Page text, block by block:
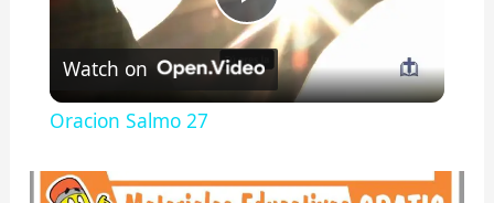
P
l
Watch on
Oracion Salmo 27